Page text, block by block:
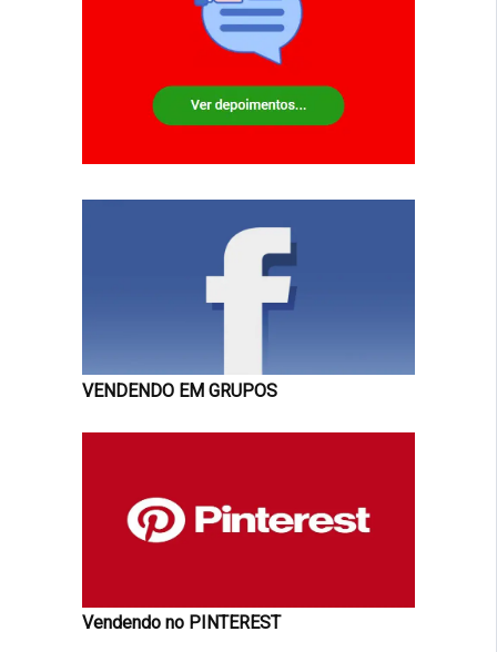
VENDENDO EM GRUPOS
Vendendo no PINTEREST